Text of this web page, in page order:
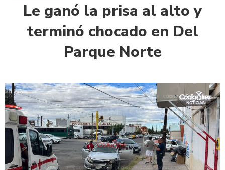
Le ganó la prisa al alto y
terminó chocado en Del
Parque Norte